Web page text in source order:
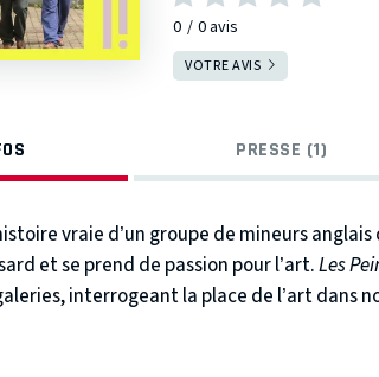
0 0avis
VOTRE AVIS
PRESSE (1)
vraie d’un groupe de mineurs
et se prend de passion pour l’art.Les
interrogeant la place de l’art dans
sonore immersive, le spectacle
prouvant que la créativité n’a ni classe